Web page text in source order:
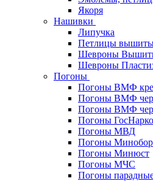
Якоря
Нашивки
Липучка
Петлицы
Шевроны
Шевроны
Погоны
Погоны ВМФ
Погоны ВМФ
Погоны ВМФ
Погоны
Погоны МВД
Погоны
Погоны Минюст
Погоны МЧС
Погоны